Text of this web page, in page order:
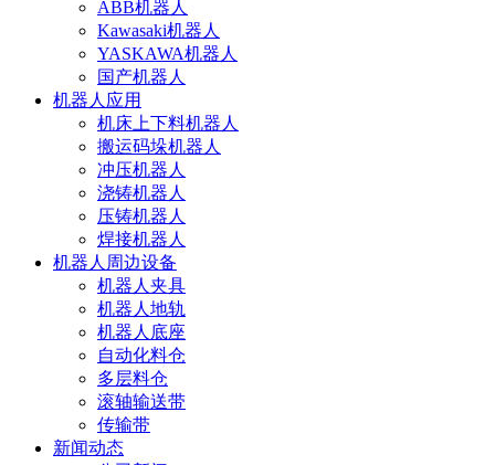
ABB机器人
Kawasaki机器人
YASKAWA机器人
国产机器人
机器人应用
机床上下料机器人
搬运码垛机器人
冲压机器人
浇铸机器人
压铸机器人
焊接机器人
机器人周边设备
机器人夹具
机器人地轨
机器人底座
自动化料仓
多层料仓
滚轴输送带
传输带
新闻动态